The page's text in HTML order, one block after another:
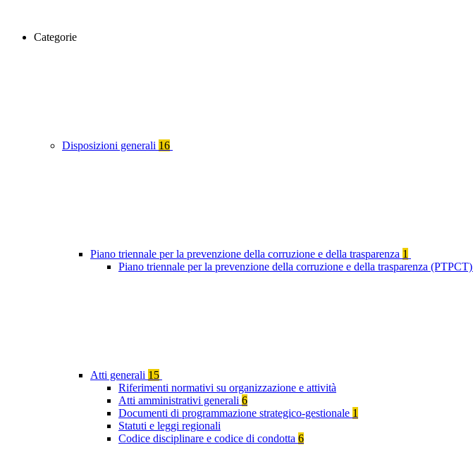
Categorie
Disposizioni generali 16
Piano triennale per la prevenzione della corruzione e della trasparenza 1
Piano triennale per la prevenzione della corruzione e della trasparenza (PTPCT)
Atti generali 15
Riferimenti normativi su organizzazione e attività
Atti amministrativi generali 6
Documenti di programmazione strategico-gestionale 1
Statuti e leggi regionali
Codice disciplinare e codice di condotta 6